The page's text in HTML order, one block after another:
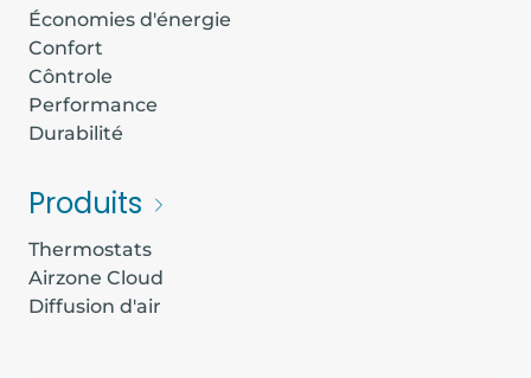
Économies d'énergie
Confort
Côntrole
Performance
Durabilité
Produits
Thermostats
Airzone Cloud
Diffusion d'air